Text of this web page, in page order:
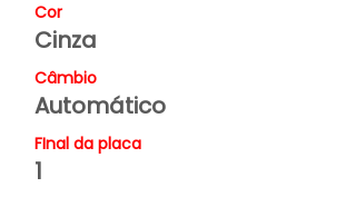
Cor
Cinza
Câmbio
Automático
FInal da placa
1